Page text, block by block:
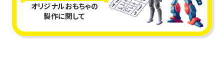
オリジナルおもちゃの
製作に関して